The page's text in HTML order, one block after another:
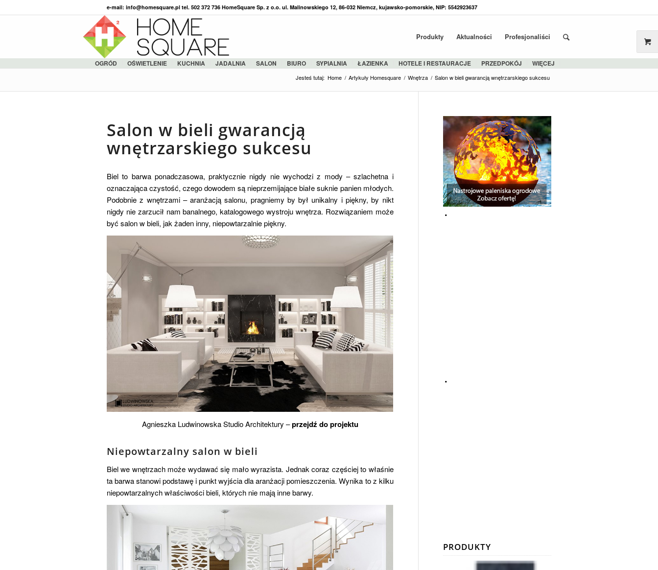
e-mail: info@homesquare.pl tel. 502 372 736 HomeSquare Sp. z o.o. ul. Malinowskiego 12, 86-032 Niemcz, kujawsko-pomorskie, NIP: 5542923637
Produkty Aktualności Profesjonaliści
OGRÓD OŚWIETLENIE KUCHNIA JADALNIA SALON BIURO SYPIALNIA ŁAZIENKA HOTELE I RESTAURACJE PRZEDPOKÓJ WIĘCEJ
Jesteś tutaj: Home / Artykuły Homesquare / Wnętrza / Salon w bieli gwarancją wnętrzarskiego sukcesu
Salon w bieli gwarancją
wnętrzarskiego sukcesu
Biel to barwa ponadczasowa, praktycznie nigdy nie wychodzi z mody – szlachetna i
oznaczająca czystość, czego dowodem są nieprzemijające białe suknie panien młodych.
Podobnie z wnętrzami – aranżacją salonu, pragniemy by był unikalny i piękny, by nikt
nigdy nie zarzucił nam banalnego, katalogowego wystroju wnętrza. Rozwiązaniem może
być salon w bieli, jak żaden inny, niepowtarzalnie piękny.
Agnieszka Ludwinowska Studio Architektury –przejdź do projektu
Niepowtarzalny salon w bieli
Biel we wnętrzach może wydawać się mało wyrazista. Jednak coraz częściej to właśnie
ta barwa stanowi podstawę i punkt wyjścia dla aranżacji pomieszczenia. Wynika to z kilku
niepowtarzalnych właściwości bieli, których nie mają inne barwy.
PRODUKTY